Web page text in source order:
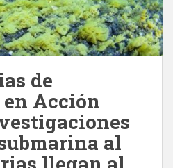
de
Acción
al